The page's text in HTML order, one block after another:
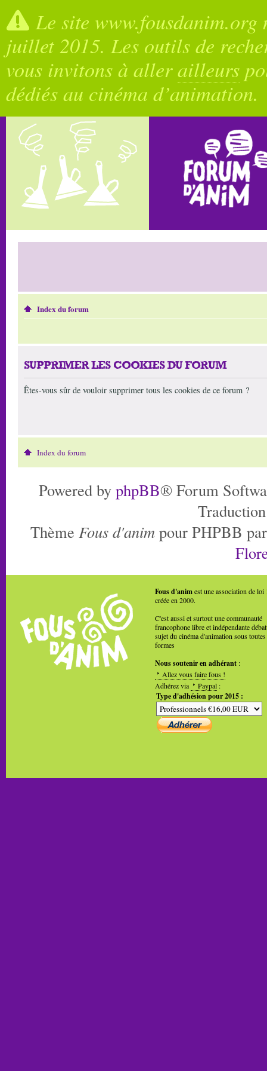
Le site
juillet 2015. Les outils de
vous invitons à allerailleurs
dédiés au cinéma d’animation.
Index du forum
SUPPRIMER LES COOKIES DU FORUM
Êtes-vous sûr de vouloir supprimer tous les cookies de ce forum ?
Index du forum
Powered by phpBB® Forum
Thème Fous d'anim pour PHPBB
Fous d'animest une association de loi
créée en 2000.
C'est aussi et surtout une communauté
francophone libre et indépendante
sujet du cinéma d'animation sous toutes
formes
Nous soutenir en adhérant :
Allez vous faire fous !
Adhérez via
Paypal :
Type d'adhésion pour 2015 :